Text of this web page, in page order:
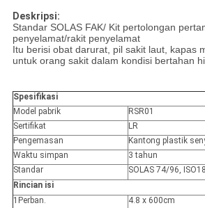
Deskripsi:
Standar SOLAS FAK/ Kit pertolongan
penyelamat/rakit penyelamat
Itu berisi obat darurat, pil sakit laut, kapas
untuk orang sakit dalam kondisi bertahan
Spesifikasi
Model pabrik
RSR01
Sertifikat
LR
Pengemasan
Kantong plastik
Waktu simpan
3 tahun
Standar
SOLAS 74/96,
Rincian isi
1Perban.
4.8 x 600cm